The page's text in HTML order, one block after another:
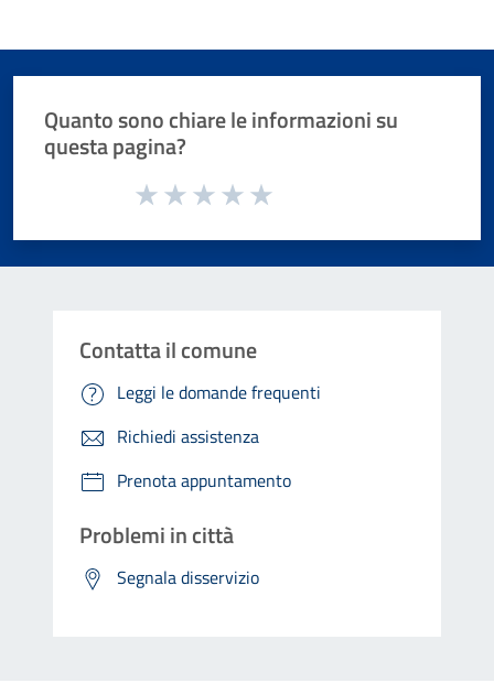
Quanto sono chiare le informazioni su
questa pagina?
Valuta da 1 a 5 stelle la pagina
Contatta il comune
Leggi le domande frequenti
Richiedi assistenza
Prenota appuntamento
Problemi in città
Segnala disservizio